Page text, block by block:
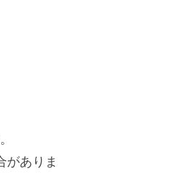
がありま